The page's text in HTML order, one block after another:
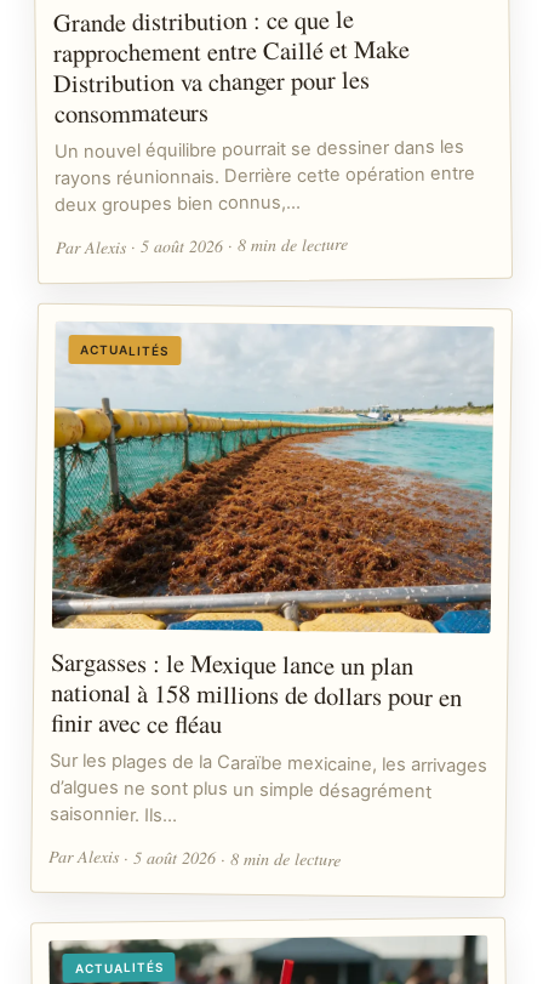
Grande distribution : ce que le
rapprochement entre Caillé et Make
Distribution va changer pour les
consommateurs
Un nouvel équilibre pourrait se dessiner dans les
rayons réunionnais. Derrière cette opération entre
deux groupes bien connus,…
Par Alexis · 5 août 2026 · 8 min de lecture
ACTUALITÉS
Sargasses : le Mexique lance un plan
national à 158 millions de dollars pour en
finir avec ce fléau
Sur les plages de la Caraïbe mexicaine, les arrivages
d’algues ne sont plus un simple désagrément
saisonnier. Ils…
Par Alexis · 5 août 2026 · 8 min de lecture
ACTUALITÉS